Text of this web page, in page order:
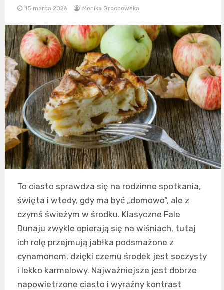
15 marca 2026 Monika Grochowska
To ciasto sprawdza się na rodzinne spotkania,
święta i wtedy, gdy ma być „domowo”, ale z
czymś świeżym w środku. Klasyczne Fale
Dunaju zwykle opierają się na wiśniach, tutaj
ich rolę przejmują jabłka podsmażone z
cynamonem, dzięki czemu środek jest soczysty
i lekko karmelowy. Najważniejsze jest dobrze
napowietrzone ciasto i wyraźny kontrast